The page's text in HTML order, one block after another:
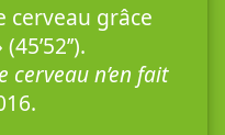
cerveau grâce
cerveau n’en fait